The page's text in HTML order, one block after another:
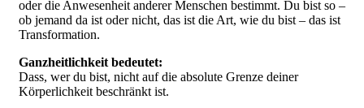
oder die Anwesenheit anderer Menschen bestimmt. Du bist so –
ob jemand da ist oder nicht, das ist die Art, wie du bist – das ist
Transformation.
Ganzheitlichkeit bedeutet:
Dass, wer du bist, nicht auf die absolute Grenze deiner
Körperlichkeit beschränkt ist.